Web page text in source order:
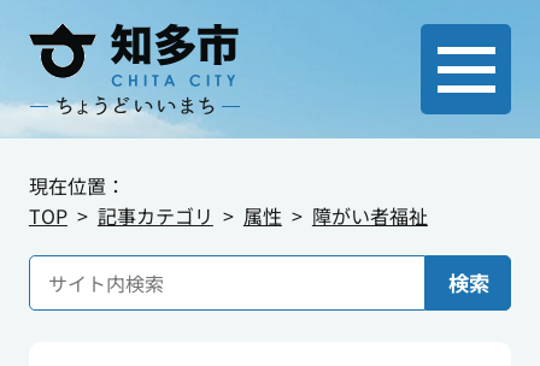
現在位置：
TOP
記事カテゴリ 属性 障がい者福祉
検索